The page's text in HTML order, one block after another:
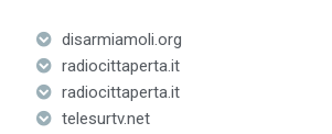
disarmiamoli.org
radiocittaperta.it
radiocittaperta.it
telesurtv.net